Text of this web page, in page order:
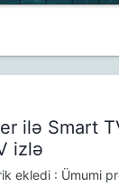
ilə Smart
izlə
ekledi : Ümumi